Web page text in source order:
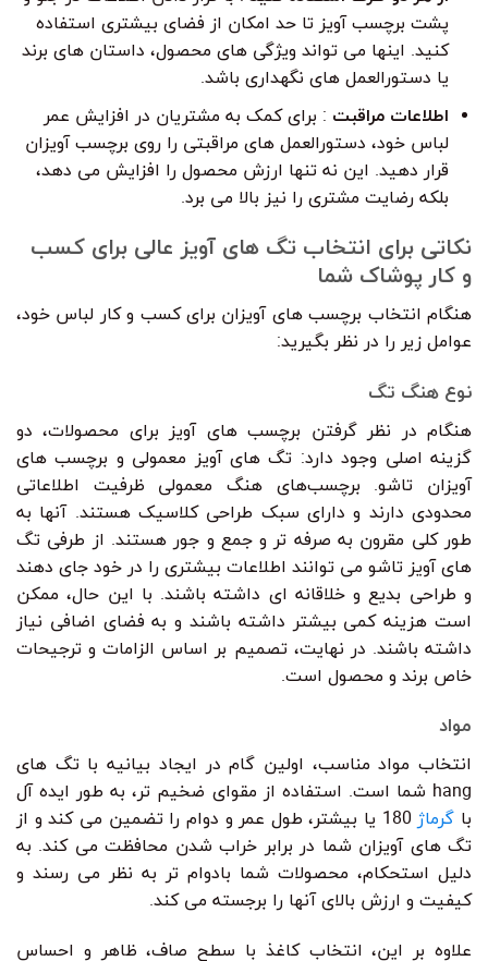
پشت برچسب آویز تا حد امکان از فضای بیشتری استفاده
کنید. اینها می تواند ویژگی های محصول، داستان های برند
یا دستورالعمل های نگهداری باشد.
اطلاعات مراقبت : برای کمک به مشتریان در افزایش عمر
لباس خود، دستورالعمل های مراقبتی را روی برچسب آویزان
قرار دهید. این نه تنها ارزش محصول را افزایش می دهد،
بلکه رضایت مشتری را نیز بالا می برد.
نکاتی برای انتخاب تگ های آویز عالی برای کسب
و کار پوشاک شما
هنگام انتخاب برچسب های آویزان برای کسب و کار لباس خود،
عوامل زیر را در نظر بگیرید:
نوع هنگ تگ
هنگام در نظر گرفتن برچسب های آویز برای محصولات، دو
گزینه اصلی وجود دارد: تگ های آویز معمولی و برچسب های
آویزان تاشو. برچسب‌های هنگ معمولی ظرفیت اطلاعاتی
محدودی دارند و دارای سبک طراحی کلاسیک هستند. آنها به
طور کلی مقرون به صرفه تر و جمع و جور هستند. از طرفی تگ
های آویز تاشو می توانند اطلاعات بیشتری را در خود جای دهند
و طراحی بدیع و خلاقانه ای داشته باشند. با این حال، ممکن
است هزینه کمی بیشتر داشته باشند و به فضای اضافی نیاز
داشته باشند. در نهایت، تصمیم بر اساس الزامات و ترجیحات
خاص برند و محصول است.
مواد
انتخاب مواد مناسب، اولین گام در ایجاد بیانیه با تگ های
hang شما است. استفاده از مقوای ضخیم تر، به طور ایده آل
با گرماژ
180 یا بیشتر، طول عمر و دوام را تضمین می کند و از
تگ های آویزان شما در برابر خراب شدن محافظت می کند. به
دلیل استحکام، محصولات شما بادوام تر به نظر می رسند و
کیفیت و ارزش بالای آنها را برجسته می کند.
علاوه بر این، انتخاب کاغذ با سطح صاف، ظاهر و احساس